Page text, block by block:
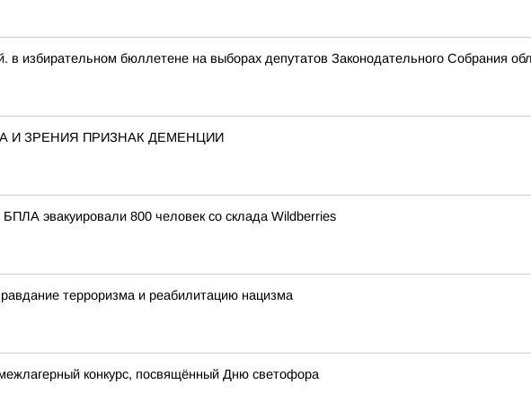
в избирательном бюллетене на выборах депутатов Законодательного Собрания
И ЗРЕНИЯ ПРИЗНАК ДЕМЕНЦИИ
БПЛА эвакуировали 800 человек со склада Wildberries
терроризма и реабилитацию нацизма
конкурс, посвящённый Дню светофора